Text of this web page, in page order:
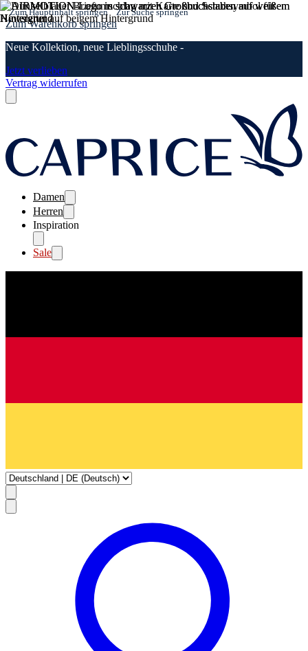
Zum Hauptinhalt springen Zur Suche springen
Zum Warenkorb springen
Neue Kollektion, neue Lieblingsschuhe -
Jetzt verlieben
Vertrag widerrufen
Damen
Herren
Inspiration
Sale